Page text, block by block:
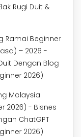
Rugi Duit &
Ramai Beginner
– 2026 -
Dengan Blog
2026)
Malaysia
2026) - Bisnes
ChatGPT
2026)